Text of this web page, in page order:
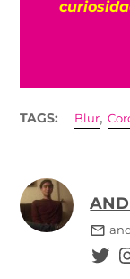
TAGS: Blur,